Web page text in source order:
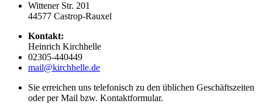
Wittener Str. 201
44577 Castrop-Rauxel
Kontakt:
Heinrich Kirchhelle
02305-440449
mail@kirchhelle.de
Sie erreichen uns telefonisch zu den üblichen Geschäftszeiten
oder per Mail bzw. Kontaktformular.